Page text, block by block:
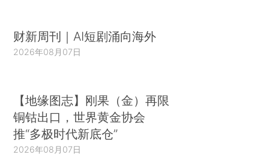
财新周刊｜AI短剧涌向海外
2026年08月07日
【地缘图志】刚果（金）再限
铜钴出口，世界黄金协会
推“多极时代新底仓”
2026年08月07日